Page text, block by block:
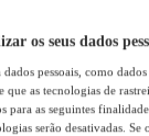
os seus dados
dados pessoais, como
as tecnologias de
para as seguintes
serão desativadas. Se